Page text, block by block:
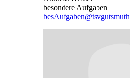
besondere Aufgaben